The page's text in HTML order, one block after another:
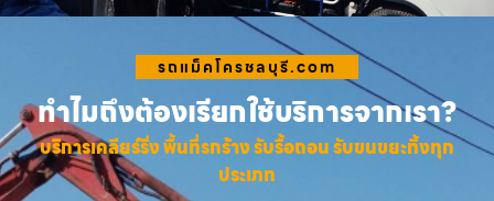
รถแม็คโครชลบุรี.com
ทำไมถึงต้องเรียกใช้บริการจากเรา?
บริการเคลียร์ริ่ง พื้นที่รกร้าง รับรื้อถอน รับขนขยะทิ้งทุก
ประเภท